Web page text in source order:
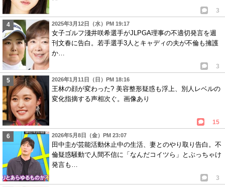
3
2025年3月12日（水）PM 19:17
女子ゴルフ淺井咲希選手がJLPGA理事の不適切発言を週
刊文春に告白。若手選手3人とキャディの夫が不倫も擁護
か…
3
2026年1月11日（日）PM 18:16
王林の顔が変わった? 美容整形疑惑も浮上、別人レベルの
変化指摘する声相次ぐ。画像あり
15
2026年5月8日（金）PM 23:07
田中圭が芸能活動休止中の生活、妻とのやり取り告白。不
倫疑惑騒動で人間不信に「なんだコイツら」とぶっちゃけ
発言も…
3